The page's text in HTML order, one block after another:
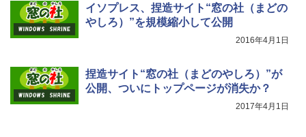
New Amazon Kindle Scribe Colorsoft |
11インチカラーディスプレイ、64GBスト
レージ、ノート機能搭載、明るさ自動調
￥115,980
イソプレス、捏造サイト“窓の社（まどの
やしろ）”を規模縮小して公開
2016年4月1日
捏造サイト“窓の社（まどのやしろ）”が
公開、ついにトップページが消失か？
2017年4月1日